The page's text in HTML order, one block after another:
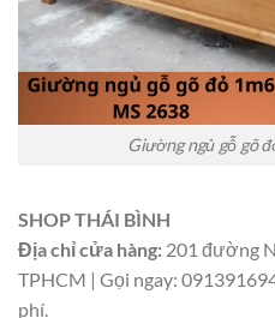
Giường ngủ gỗ gõ
SHOP THÁI BÌNH
Địa chỉ cửa hàng: 201 đường
TPHCM | Gọi ngay:
phí.